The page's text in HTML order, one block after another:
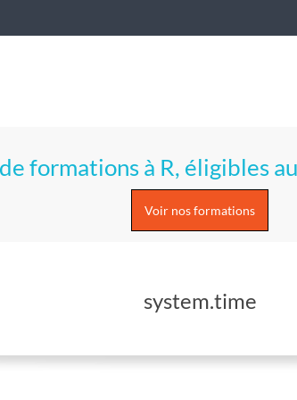
formations à R, éligibles
Voir nos formations
system.time